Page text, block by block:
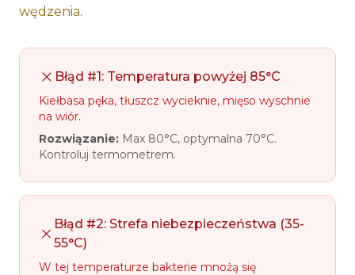
wędzenia.
Błąd #1: Temperatura powyżej 85°C
Kiełbasa pęka, tłuszcz wycieknie, mięso wyschnie
na wiór.
Rozwiązanie: Max 80°C, optymalna 70°C.
Kontroluj termometrem.
Błąd #2: Strefa niebezpieczeństwa (35-
55°C)
W tej temperaturze bakterie mnożą się